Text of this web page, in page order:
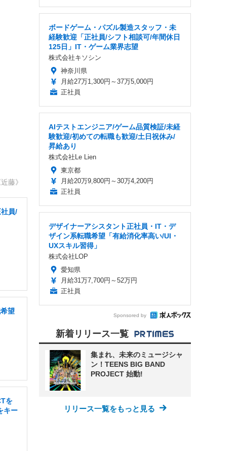
近藤》
員/
望
を
キー
ボードゲーム・パズル製造スタッフ・未
経験歓迎「正社員/シフト相談可/年間休日
125日」IT・ゲーム業界志望
株式会社キソシン
神奈川県
月給27万1,300円～37万5,000円
正社員
AIテストエンジニア/ゲーム品質検証/未経
験歓迎/初めての転職も歓迎/土日祝休み/
昇給あり
株式会社Le Lien
東京都
月給20万9,800円～30万4,200円
正社員
デザイナーアシスタント正社員・IT・デ
ザイン系転職希望「有給消化率高い/UI・
UXスキル習得」
株式会社LOP
愛知県
月給31万7,700円～52万円
正社員
Sponsored by
新着リリース一覧
集まれ、未来のミュージシャ
ン！TEENS BIG BAND
PROJECT 始動!
リリース一覧をもっと見る